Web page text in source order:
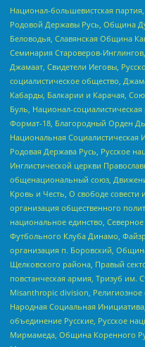
Национал-большевистская
Родовой Державы Русь, Община
Беловодья, Славянская Община
Семинария Староверов-
Джамаат, Свидетели Иеговы,
социалистическое общество,
Кабарды, Балкарии и Карачая,
Буль, Национал-
Формат-18, Благородный Орден
Национальная Социалистическая
Родовая Держава Русь, Русское
Инглистической церкви
общенациональный союз,
Кровь и Честь, О свободе
организация общественного
национальное единство,
Футбольного Клуба Динамо,
организация п. Боровский,
Щелковского района, Правый
повстанческая армия, Тризуб им.
Misanthropic division,
Народная Социальная
объединение Русские, Русское
Мирмамеда, Община Коренного